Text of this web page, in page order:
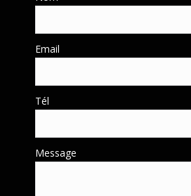
Email
Tél
Message